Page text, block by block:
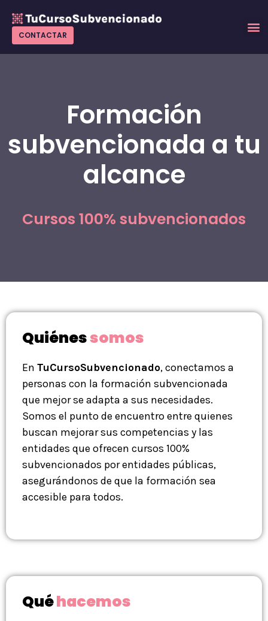
contenido
CONTACTAR
Formación
subvencionada a tu
alcance
Cursos 100% subvencionados
Quiénessomos
EnTuCursoSubvencionado, conectamos a
personas con la formación subvencionada
que mejor se adapta a sus necesidades.
Somos el punto de encuentro entre quienes
buscan mejorar sus competencias y las
entidades que ofrecen cursos 100%
subvencionados por entidades públicas,
asegurándonos de que la formación sea
accesible para todos.
Quéhacemos